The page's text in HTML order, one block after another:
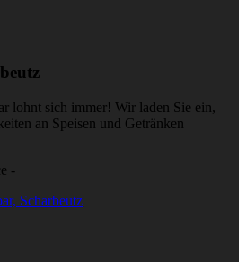
lohnt sich immer! Wir laden Sie ein,
an Speisen und Getränken
-
Scharbeutz